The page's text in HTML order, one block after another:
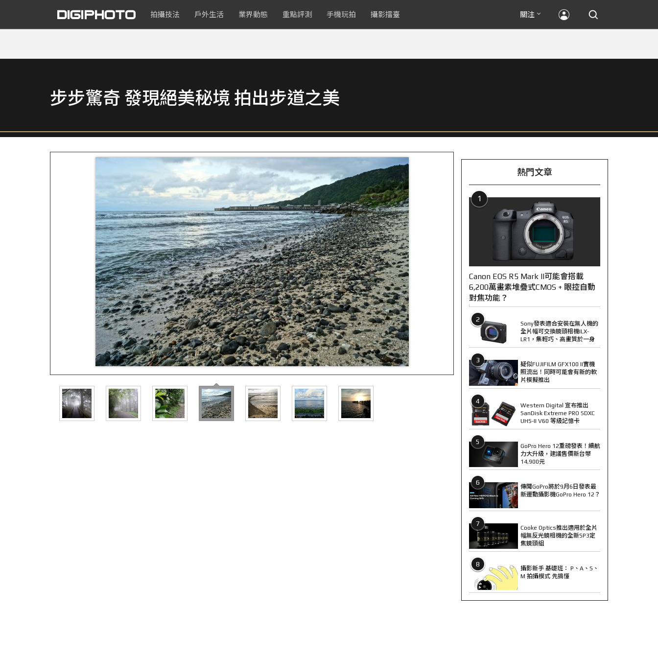
拍攝技法 戶外生活 業界動態 重點評測 手機玩拍 攝影擂臺 關注
步步驚奇 發現絕美秘境 拍出步道之美
熱門文章
1
Canon EOS R5 Mark II可能會搭載
6,200萬畫素堆疊式CMOS + 眼控自動
對焦功能？
2
Sony發表適合安裝在無人機的
全片幅可交換鏡頭相機ILX-
LR1，集輕巧、高畫質於一身
3
疑似FUJIFILM GFX100 II實機
照流出！同時可能會有新的軟
片模擬推出
4
Western Digital 宣布推出
SanDisk Extreme PRO SDXC
UHS-II V60 等級記憶卡
5
GoPro Hero 12重磅發表！續航
力大升級，建議售價新台幣
14,900元
6
傳聞GoPro將於9月6日發表最
新運動攝影機GoPro Hero 12？
7
Cooke Optics推出適用於全片
幅無反光鏡相機的全新SP3定
焦鏡頭組
8
攝影新手 基礎班： P、A、S、
M 拍攝模式 先搞懂